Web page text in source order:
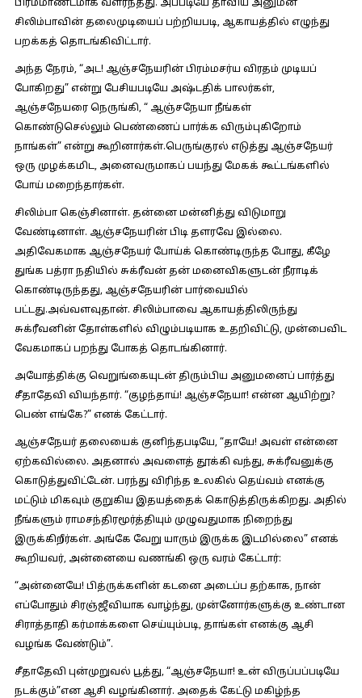
பிரம்மாண்டமாக வளர்ந்தது. அப்படியே தாவிய அனுமன்
சிலிம்பாவின் தலைமுடியைப் பற்றியபடி, ஆகாயத்தில் எழுந்து
பறக்கத் தொடங்கிவிட்டார்.
அந்த நேரம், “அட! ஆஞ்சநேயரின் பிரம்மசர்ய விரதம் முடியப்
போகிறது” என்று பேசியபடியே அஷ்டதிக் பாலர்கள்,
ஆஞ்சநேயரை நெருங்கி, “ ஆஞ்சநேயா நீங்கள்
கொண்டுசெல்லும் பெண்ணைப் பார்க்க விரும்புகிறோம்
நாங்கள்” என்று கூறினார்கள்.பெருங்குரல் எடுத்து ஆஞ்சநேயர்
ஒரு முழக்கமிட, அனைவருமாகப் பயந்து மேகக் கூட்டங்களில்
போய் மறைந்தார்கள்.
சிலிம்பா கெஞ்சினாள். தன்னை மன்னித்து விடுமாறு
வேண்டினாள். ஆஞ்சநேயரின் பிடி தளரவே இல்லை.
அதிவேகமாக ஆஞ்சநேயர் போய்க் கொண்டிருந்த போது, கீழே
துங்க பத்ரா நதியில் சுக்ரீவன் தன் மனைவிகளுடன் நீராடிக்
கொண்டிருந்தது, ஆஞ்சநேயரின் பார்வையில்
பட்டது.அவ்வளவுதான். சிலிம்பாவை ஆகாயத்திலிருந்து
சுக்ரீவனின் தோள்களில் விழும்படியாக உதறிவிட்டு, முன்பைவிட
வேகமாகப் பறந்து போகத் தொடங்கினார்.
அயோத்திக்கு வெறுங்கையுடன் திரும்பிய அனுமனைப் பார்த்து
சீதாதேவி வியந்தார். “குழந்தாய்! ஆஞ்சநேயா! என்ன ஆயிற்று?
பெண் எங்கே?” எனக் கேட்டார்.
ஆஞ்சநேயர் தலையைக் குனிந்தபடியே, “தாயே! அவள் என்னை
ஏற்கவில்லை. அதனால் அவளைத் தூக்கி வந்து, சுக்ரீவனுக்கு
கொடுத்துவிட்டேன். பரந்து விரிந்த உலகில் தெய்வம் எனக்கு
மட்டும் மிகவும் குறுகிய இதயத்தைக் கொடுத்திருக்கிறது. அதில்
நீங்களும் ராமசந்திரமூர்த்தியும் முழுவதுமாக நிறைந்து
இருக்கிறீர்கள். அங்கே வேறு யாரும் இருக்க இடமில்லை” எனக்
கூறியவர், அன்னையை வணங்கி ஒரு வரம் கேட்டார்:
“அன்னையே! பித்ருக்களின் கடனை அடைப்ப தற்காக, நான்
எப்போதும் சிரஞ்ஜீவியாக வாழ்ந்து, முன்னோர்களுக்கு உண்டான
சிராத்தாதி கர்மாக்களை செய்யும்படி, தாங்கள் எனக்கு ஆசி
வழங்க வேண்டும்”.
சீதாதேவி புன்முறுவல் பூத்து, “ஆஞ்சநேயா! உன் விருப்பப்படியே
நடக்கும்”என ஆசி வழங்கினார். அதைக் கேட்டு மகிழ்ந்த